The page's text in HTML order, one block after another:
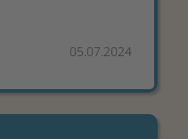
05.07.2024